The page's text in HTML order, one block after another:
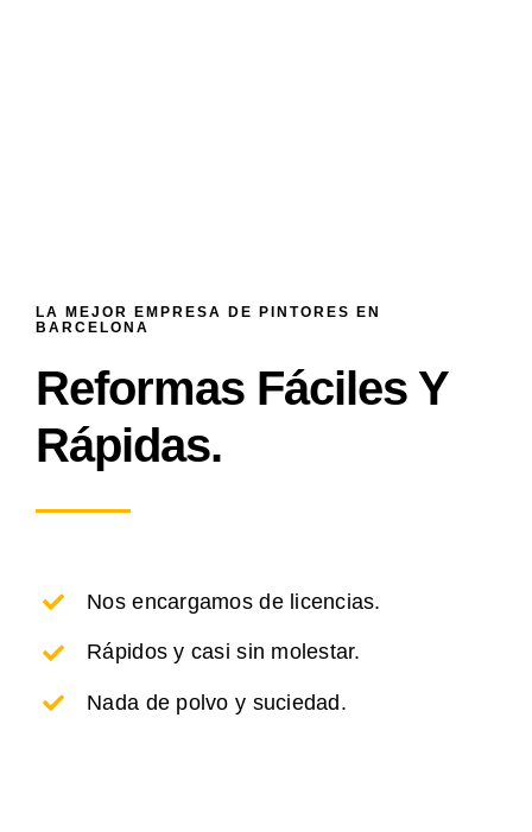
LA MEJOR EMPRESA DE PINTORES EN
BARCELONA
Reformas Fáciles Y
Rápidas.
Nos encargamos de licencias.
Rápidos y casi sin molestar.
Nada de polvo y suciedad.